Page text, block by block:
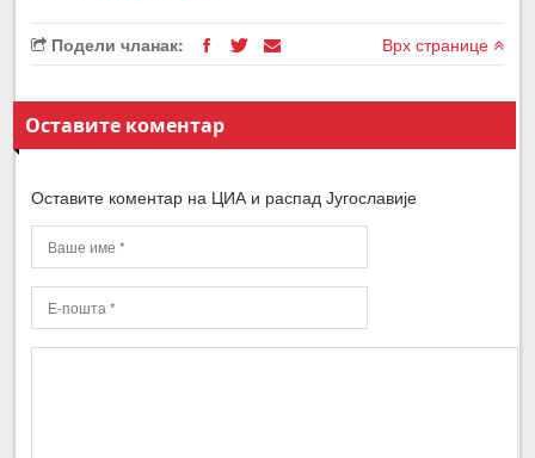
Подели чланак: Врх странице
Оставите коментар
Оставите коментар на ЦИА и распад Југославије